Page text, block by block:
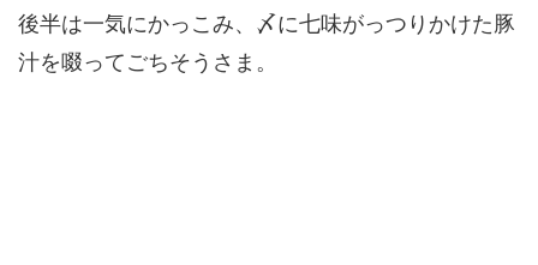
後半は一気にかっこみ、〆に七味がっつりかけた豚
汁を啜ってごちそうさま。